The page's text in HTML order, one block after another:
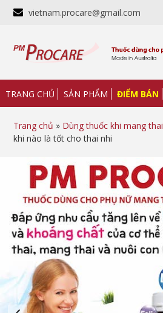
vietnam.procare@gmail.com
TRANG CHỦ SẢN PHẨM ĐIỂM BÁN
Trang chủ » Dùng thuốc khi mang thai
khi nào là tốt cho thai nhi